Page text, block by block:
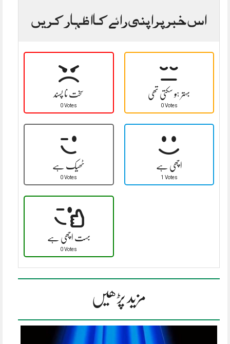
اس خبر پر اپنی رائے کا اظہار کریں
سخت نا پسند
0 Votes
بہتر ہو سکتی تھی
0 Votes
ٹھیک ہے
0 Votes
اچھی ہے
1 Votes
بہت اچھی ہے
0 Votes
مزید پڑھیں